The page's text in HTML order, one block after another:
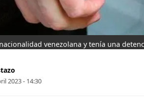
venezolana y tenía una
2023 - 14:30